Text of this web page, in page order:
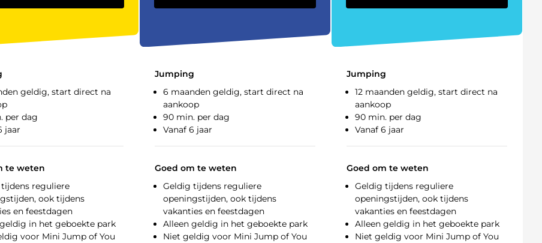
geldig, start direct na
per dag
jaar
te weten
reguliere
ook tijdens
en feestdagen
in het geboekte park
voor Mini Jump of You
Jumping
6 maanden geldig, start direct na
aankoop
90 min. per dag
Vanaf 6 jaar
Goed om te weten
Geldig tijdens reguliere
openingstijden, ook tijdens
vakanties en feestdagen
Alleen geldig in het geboekte park
Niet geldig voor Mini Jump of You
Jumping
12 maanden geldig, start direct na
aankoop
90 min. per dag
Vanaf 6 jaar
Goed om te weten
Geldig tijdens reguliere
openingstijden, ook tijdens
vakanties en feestdagen
Alleen geldig in het geboekte park
Niet geldig voor Mini Jump of You